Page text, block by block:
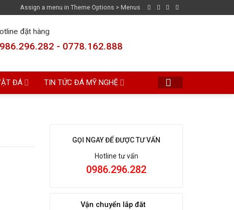
Assign a menu in Theme Options > Menus
đặt hàng
- 0778.162.888
ĐÁ TIN TỨC ĐÁ MỸ NGHỆ
GỌI NGAY ĐỂ ĐƯỢC TƯ VẤN
Hotline tư vấn
0986.296.282
Vận chuyển lắp đăt